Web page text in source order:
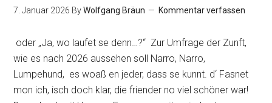
7. Januar 2026 ByWolfgang Bräun Kommentar verfassen
oder „Ja, wo laufet se denn…?“ Zur Umfrage der Zunft,
wie es nach 2026 aussehen soll Narro, Narro,
Lumpehund, es woaß en jeder, dass se kunnt. d‘ Fasnet
mon ich, isch doch klar, die friender no viel schöner war!